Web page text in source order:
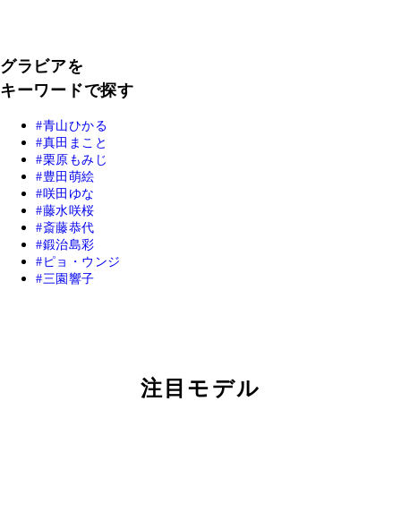
グラビアを
キーワードで探す
青山ひかる
真田まこと
栗原もみじ
豊田萌絵
咲田ゆな
藤水咲桜
斎藤恭代
鍛治島彩
ピョ・ウンジ
三園響子
注目モデル